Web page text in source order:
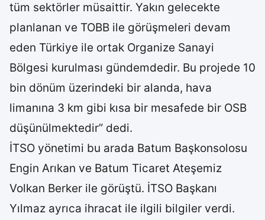
tüm sektörler müsaittir. Yakın gelecekte
planlanan ve TOBB ile görüşmeleri devam
eden Türkiye ile ortak Organize Sanayi
Bölgesi kurulması gündemdedir. Bu projede 10
bin dönüm üzerindeki bir alanda, hava
limanına 3 km gibi kısa bir mesafede bir OSB
düşünülmektedir” dedi.
İTSO yönetimi bu arada Batum Başkonsolosu
Engin Arıkan ve Batum Ticaret Ateşemiz
Volkan Berker ile görüştü. İTSO Başkanı
Yılmaz ayrıca ihracat ile ilgili bilgiler verdi.